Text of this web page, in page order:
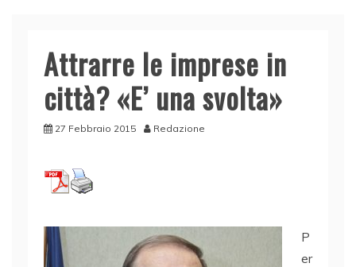
Attrarre le imprese in
città? «E’ una svolta»
27 Febbraio 2015 Redazione
P
er